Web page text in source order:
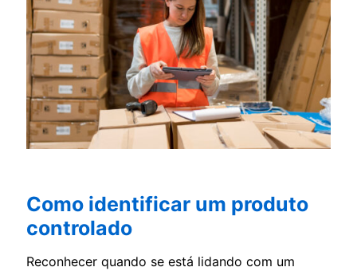
Como identificar um produto
controlado
Reconhecer quando se está lidando com um